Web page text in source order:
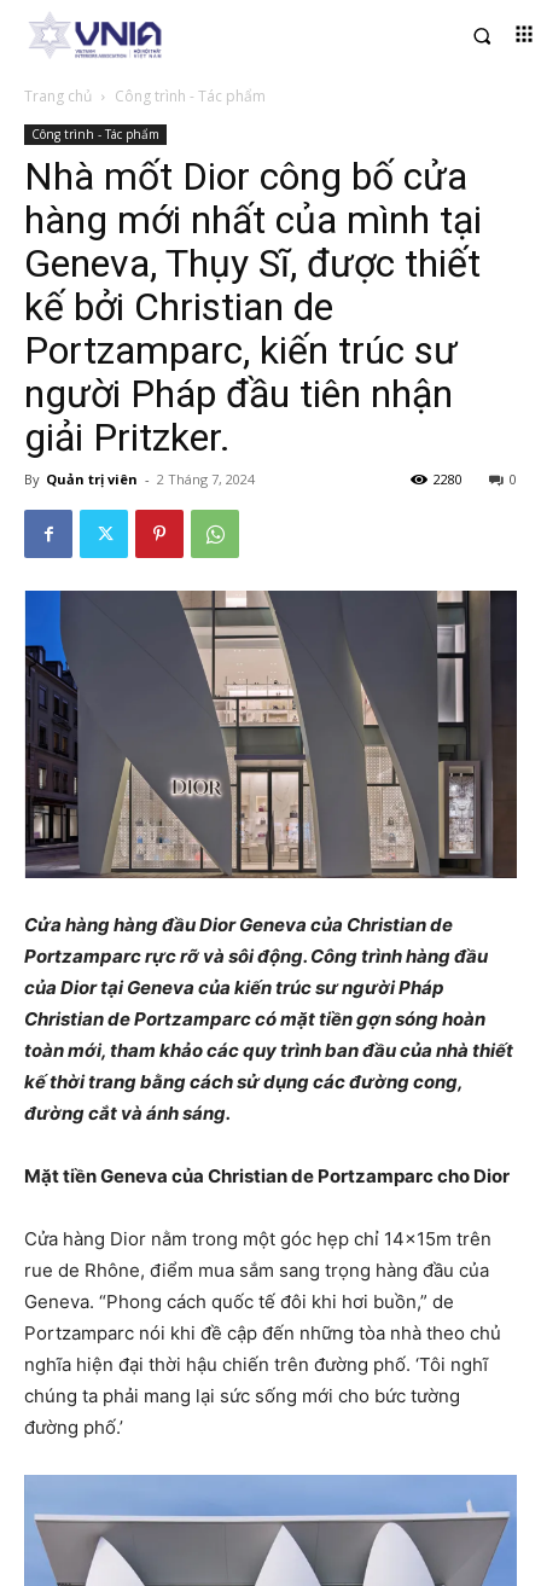
Trang chủ Công trình - Tác phẩm
Công trình - Tác phẩm
Nhà mốt Dior công bố cửa
hàng mới nhất của mình tại
Geneva, Thụy Sĩ, được thiết
kế bởi Christian de
Portzamparc, kiến trúc sư
người Pháp đầu tiên nhận
giải Pritzker.
By Quản trị viên - 2 Tháng 7, 2024 0
2280
Cửa hàng hàng đầu Dior Geneva của Christian de
Portzamparc rực rỡ và sôi động. Công trình hàng đầu
của Dior tại Geneva của kiến ​​trúc sư người Pháp
Christian de Portzamparc có mặt tiền gợn sóng hoàn
toàn mới, tham khảo các quy trình ban đầu của nhà thiết
kế thời trang bằng cách sử dụng các đường cong,
đường cắt và ánh sáng.
Mặt tiền Geneva của Christian de Portzamparc cho Dior
Cửa hàng Dior nằm trong một góc hẹp chỉ 14x15m trên
rue de Rhône, điểm mua sắm sang trọng hàng đầu của
Geneva. “Phong cách quốc tế đôi khi hơi buồn,” de
Portzamparc nói khi đề cập đến những tòa nhà theo chủ
nghĩa hiện đại thời hậu chiến trên đường phố. ‘Tôi nghĩ
chúng ta phải mang lại sức sống mới cho bức tường
đường phố.’